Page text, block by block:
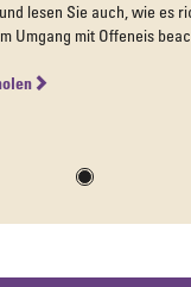
lesen Sie auch, wie es
Umgang mit Offeneis